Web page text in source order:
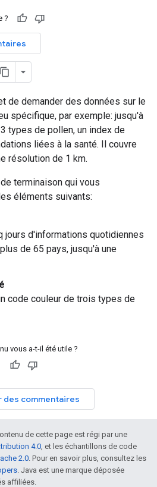
?
de demander des données sur le
spécifique, par exemple: jusqu'à
types de pollen, un index de
liées à la santé. Il couvre
résolution de 1 km.
terminaison qui vous
éléments suivants:
jours d'informations quotidiennes
de 65 pays, jusqu'à une
code couleur de trois types de
vous a-t-il été utile ?
des commentaires
de cette page est régi par une
4.0, et les échantillons de code
2.0. Pour en savoir plus, consultez les
. Java est une marque déposée
affiliées.